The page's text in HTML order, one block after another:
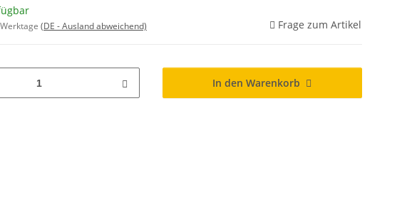
(DE - Ausland abweichend) Frage zum Artikel
In den Warenkorb